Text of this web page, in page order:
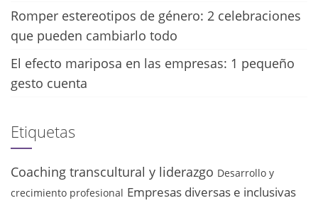
Romper estereotipos de género: 2 celebraciones
que pueden cambiarlo todo
El efecto mariposa en las empresas: 1 pequeño
gesto cuenta
Etiquetas
Coaching transcultural y liderazgo Desarrollo y
crecimiento profesional Empresas diversas e inclusivas